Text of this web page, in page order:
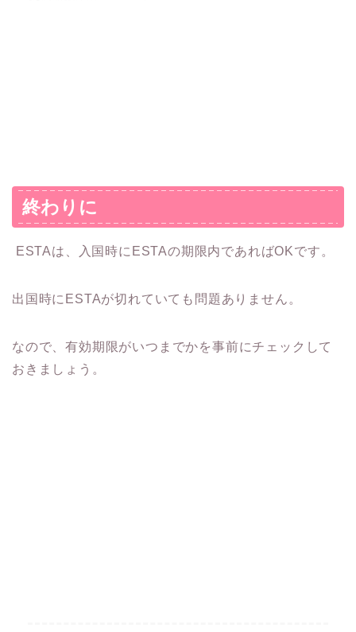
終わりに
ESTAは、入国時にESTAの期限内であればOKです。
出国時にESTAが切れていても問題ありません。
なので、有効期限がいつまでかを事前にチェックして
おきましょう。